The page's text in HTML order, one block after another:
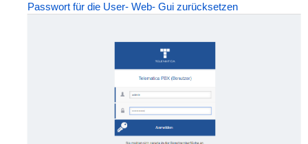
Passwort für die User- Web- Gui zurücksetzen